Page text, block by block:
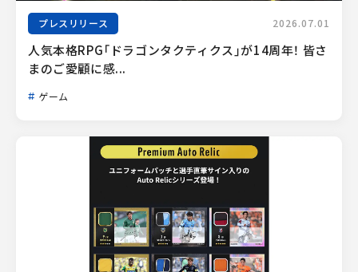
プレスリリース 2026.07.01
人気本格RPG「ドラゴンタクティクス」が14周年！ 皆さ
まのご愛顧に感...
ゲーム